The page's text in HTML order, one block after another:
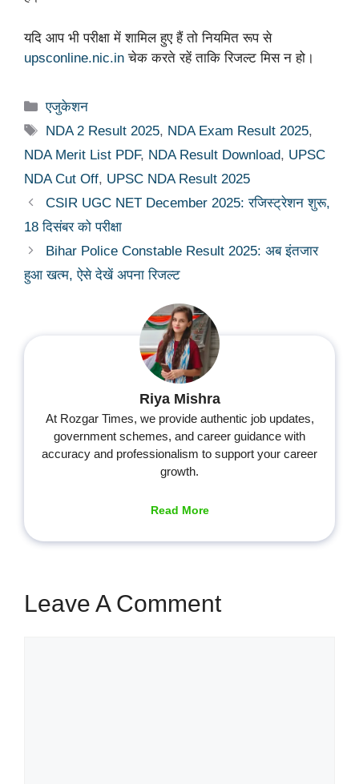
यदि आप भी परीक्षा में शामिल हुए हैं तो नियमित रूप से
upsconline.nic.in चेक करते रहें ताकि रिजल्ट मिस न हो।
Categories
एजुकेशन
Tags
NDA 2 Result 2025, NDA Exam Result 2025,
NDA Merit List PDF, NDA Result Download, UPSC
NDA Cut Off, UPSC NDA Result 2025
CSIR UGC NET December 2025: रजिस्ट्रेशन शुरू,
18 दिसंबर को परीक्षा
Bihar Police Constable Result 2025: अब इंतजार
हुआ खत्म, ऐसे देखें अपना रिजल्ट
Riya Mishra
At Rozgar Times, we provide authentic job updates,
government schemes, and career guidance with
accuracy and professionalism to support your career
growth.
Read More
Leave A Comment